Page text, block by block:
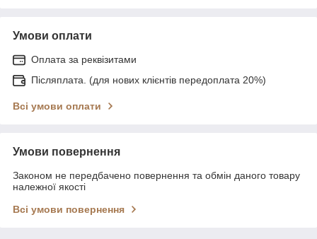
Умови оплати
Оплата за реквізитами
Післяплата. (для нових клієнтів передоплата 20%)
Всі умови оплати
Умови повернення
Законом не передбачено повернення та обмін даного товару
належної якості
Всі умови повернення